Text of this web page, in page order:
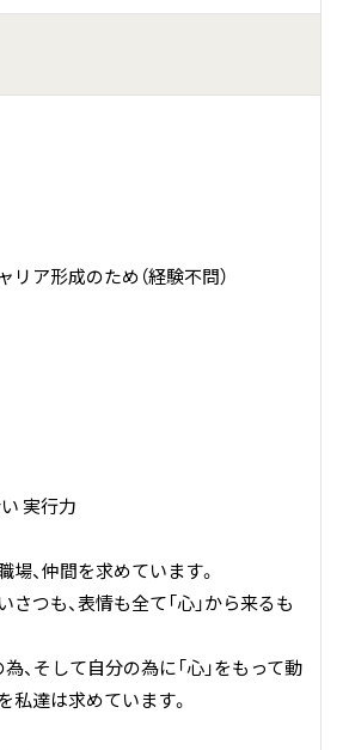
ア形成のため（経験不問）
実行力
、仲間を求めています。
つも、表情も全て「心」から来るも
、そして自分の為に「心」をもって動
私達は求めています。